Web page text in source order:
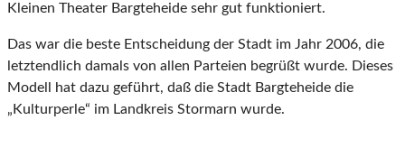
Kleinen Theater Bargteheide sehr gut funktioniert.
Das war die beste Entscheidung der Stadt im Jahr 2006, die
letztendlich damals von allen Parteien begrüßt wurde. Dieses
Modell hat dazu geführt, daß die Stadt Bargteheide die
„Kulturperle“ im Landkreis Stormarn wurde.